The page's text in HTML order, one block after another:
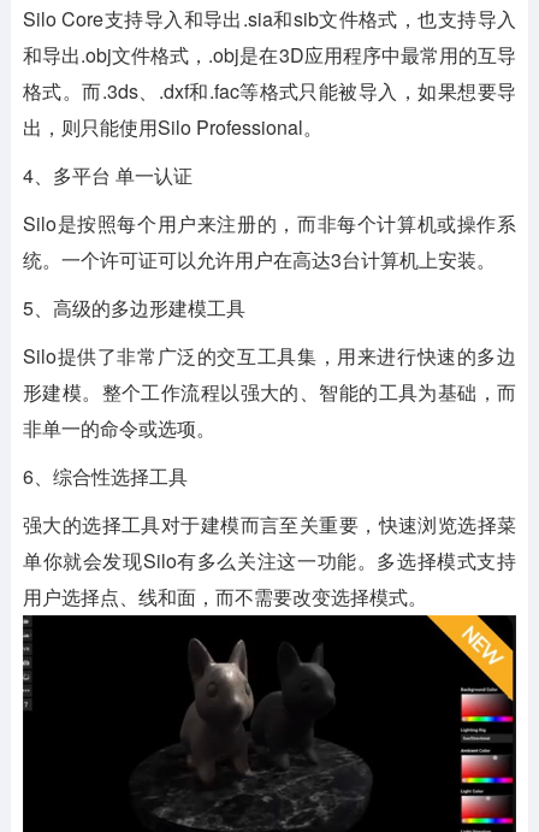
Silo Core支持导入和导出.sia和sib文件格式，也支持导入
和导出.obj文件格式，.obj是在3D应用程序中最常用的互导
格式。而.3ds、.dxf和.fac等格式只能被导入，如果想要导
出，则只能使用Silo Professional。
4、多平台 单一认证
Silo是按照每个用户来注册的，而非每个计算机或操作系
统。一个许可证可以允许用户在高达3台计算机上安装。
5、高级的多边形建模工具
Silo提供了非常广泛的交互工具集，用来进行快速的多边
形建模。整个工作流程以强大的、智能的工具为基础，而
非单一的命令或选项。
6、综合性选择工具
强大的选择工具对于建模而言至关重要，快速浏览选择菜
单你就会发现Silo有多么关注这一功能。多选择模式支持
用户选择点、线和面，而不需要改变选择模式。